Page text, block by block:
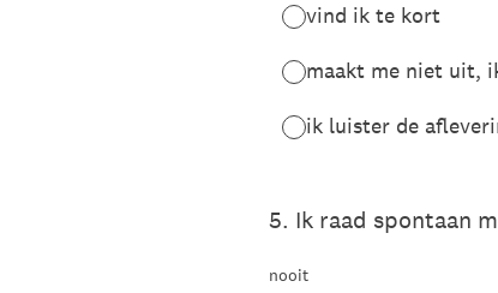
vind ik te kort
maakt me niet uit,
ik luister de
5. Ik raad spontaan
nooit